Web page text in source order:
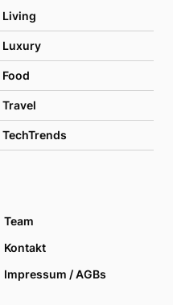
Living
Luxury
Food
Travel
TechTrends
Team
Kontakt
Impressum / AGBs